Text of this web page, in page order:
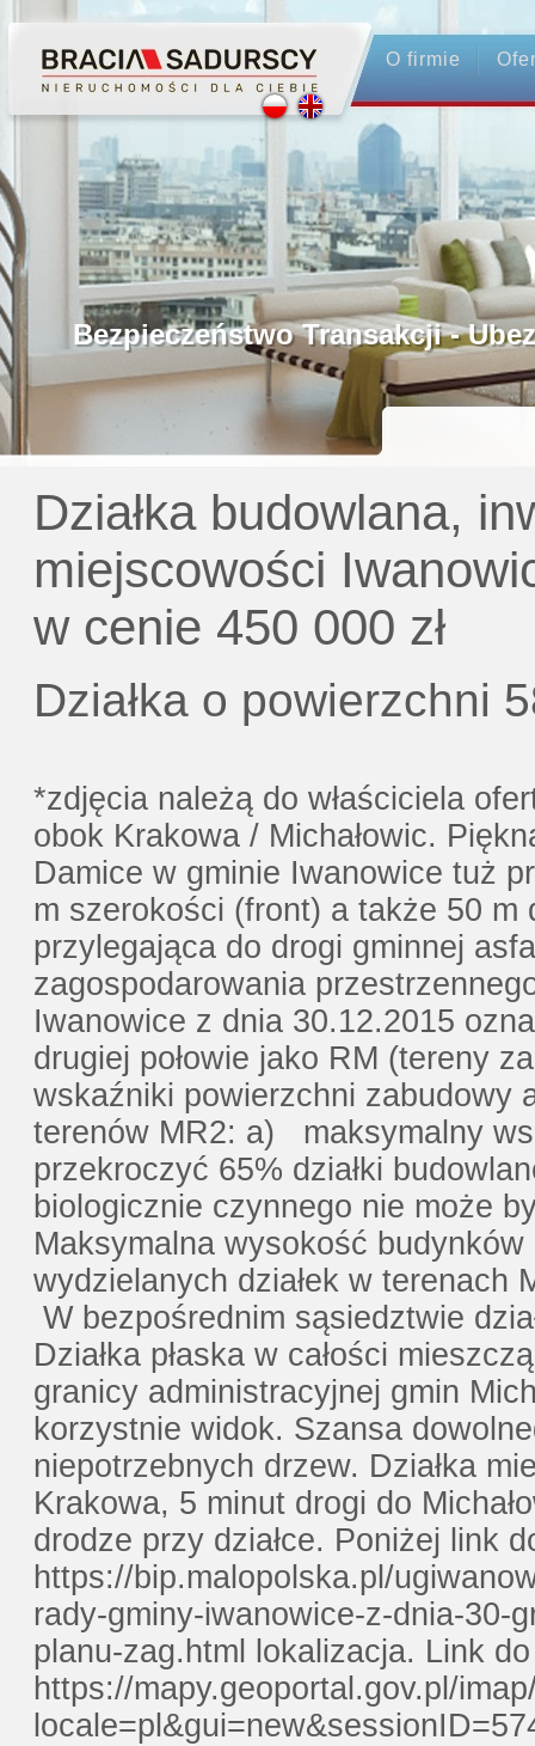
O firmie
Profesjonalne Pośrednictwo
Bezpieczeństwo Transakcji -
Licencjonowani Pośrednicy
Gratis - Przedwstępna Umowa
Działka budowlana,
miejscowości
w cenie 450 000 zł
Działka o powierzchni
*zdjęcia należą do właściciela
obok Krakowa / Michałowic.
Damice w gminie Iwanowice tuż
m szerokości (front) a także 50 m
przylegająca do drogi gminnej
zagospodarowania
Iwanowice z dnia 30.12.2015
drugiej połowie jako RM (tereny
wskaźniki powierzchni zabudowy
terenów MR2: a) maksymalny
przekroczyć 65% działki
biologicznie czynnego nie może
Maksymalna wysokość
wydzielanych działek w
W bezpośrednim sąsiedztwie
Działka płaska w całości
granicy administracyjnej gmin
korzystnie widok. Szansa
niepotrzebnych drzew. Działka
Krakowa, 5 minut drogi do
drodze przy działce. Poniżej link
https://bip.malopolska.pl/
rady-gminy-iwanowice-z-dnia-30-
planu-zag.html lokalizacja. Link
https://mapy.geoportal.gov.pl/